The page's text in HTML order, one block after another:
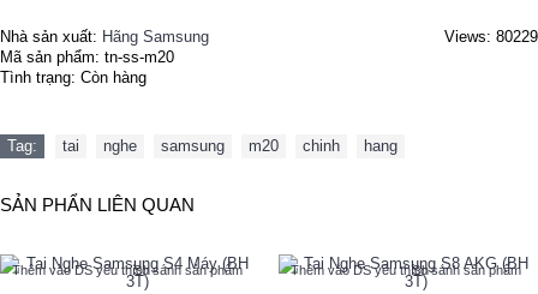
Views: 80229
Nhà sản xuất: Hãng Samsung
Mã sản phẩm: tn-ss-m20
Tình trạng: Còn hàng
Tag: tai nghe samsung m20 chinh hang
SẢN PHẨN LIÊN QUAN
Thêm vào DS yêu thíchSo sánh sản phẩm Thêm vào DS yêu thíchSo sánh sản phẩm